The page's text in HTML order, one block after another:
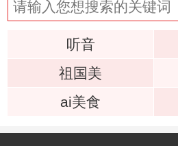
听音
祖国美
ai美食